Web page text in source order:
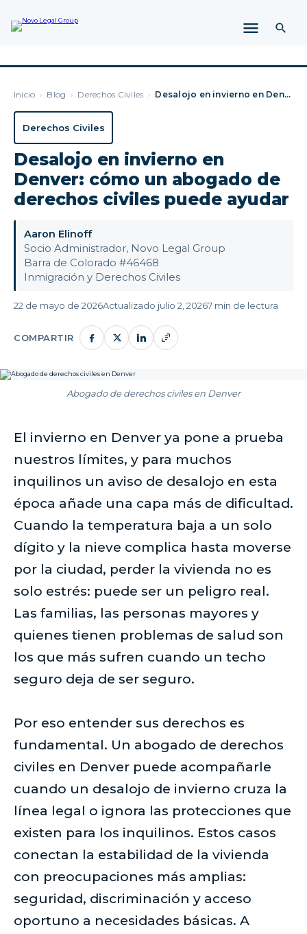
Inicio › Blog › Derechos Civiles › Desalojo en invierno en Denver: cómo un abogado de derechos …
Derechos Civiles
Desalojo en invierno en
Denver: cómo un abogado de
derechos civiles puede ayudar
Aaron Elinoff
Socio Administrador, Novo Legal Group
Barra de Colorado #46468
Inmigración y Derechos Civiles
22 de mayo de 2026Actualizado julio 2, 20267 min de lectura
COMPARTIR
Abogado de derechos civiles en Denver
El invierno en Denver ya pone a prueba
nuestros límites, y para muchos
inquilinos un aviso de desalojo en esta
época añade una capa más de dificultad.
Cuando la temperatura baja a un solo
dígito y la nieve complica hasta moverse
por la ciudad, perder la vivienda no es
solo estrés: puede ser un peligro real.
Las familias, las personas mayores y
quienes tienen problemas de salud son
los que más sufren cuando un techo
seguro deja de ser seguro.
Por eso entender sus derechos es
fundamental. Un abogado de derechos
civiles en Denver puede acompañarle
cuando un desalojo de invierno cruza la
línea legal o ignora las protecciones que
existen para los inquilinos. Estos casos
conectan la estabilidad de la vivienda
con preocupaciones más amplias:
seguridad, discriminación y acceso
oportuno a necesidades básicas. A